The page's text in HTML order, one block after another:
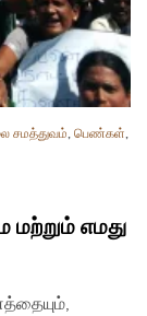
சமத்துவம், பெண்கள்,
மற்றும் எமது